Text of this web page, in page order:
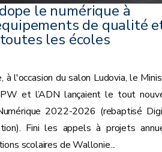
le numérique à
de qualité
les écoles
à l'occasion du salon Ludovia, le
et l’ADN lançaient le tout
2022-2026 (rebaptisé
Fini les appels à projets
scolaires de Wallonie...